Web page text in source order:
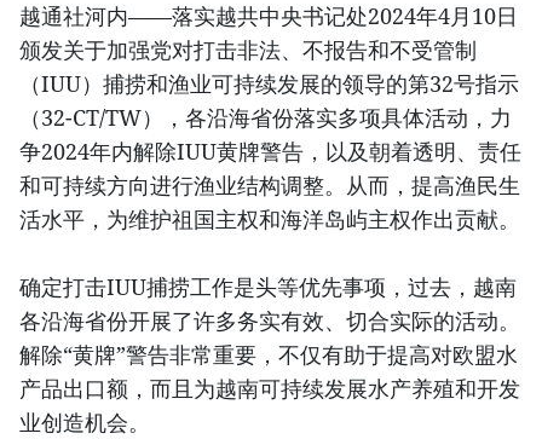
越通社河内——落实越共中央书记处2024年4月10日
颁发关于加强党对打击非法、不报告和不受管制
（IUU）捕捞和渔业可持续发展的领导的第32号指示
（32-CT/TW），各沿海省份落实多项具体活动，力
争2024年内解除IUU黄牌警告，以及朝着透明、责任
和可持续方向进行渔业结构调整。从而，提高渔民生
活水平，为维护祖国主权和海洋岛屿主权作出贡献。
确定打击IUU捕捞工作是头等优先事项，过去，越南
各沿海省份开展了许多务实有效、切合实际的活动。
解除“黄牌”警告非常重要，不仅有助于提高对欧盟水
产品出口额，而且为越南可持续发展水产养殖和开发
业创造机会。